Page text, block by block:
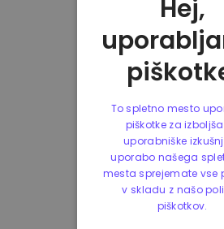
Hej,
To spletno mesto
piškotke za
uporabniške
uporabo našega
mesta sprejemate vse
v skladu z našo
piškotkov.